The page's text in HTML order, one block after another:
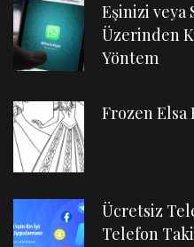
Eşinizi veya
Üzerinden
Yöntem
Frozen Elsa
Ücretsiz
Telefon